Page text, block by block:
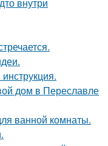
дом в Переславле
ванной комнаты.